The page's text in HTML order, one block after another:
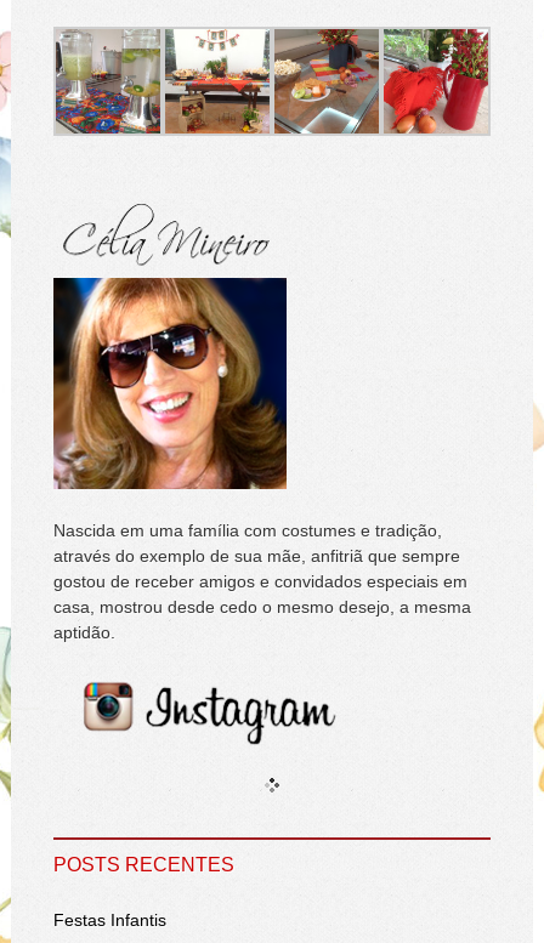
Nascida em uma família com costumes e tradição,
através do exemplo de sua mãe, anfitriã que sempre
gostou de receber amigos e convidados especiais em
casa, mostrou desde cedo o mesmo desejo, a mesma
aptidão.
POSTS RECENTES
Festas Infantis